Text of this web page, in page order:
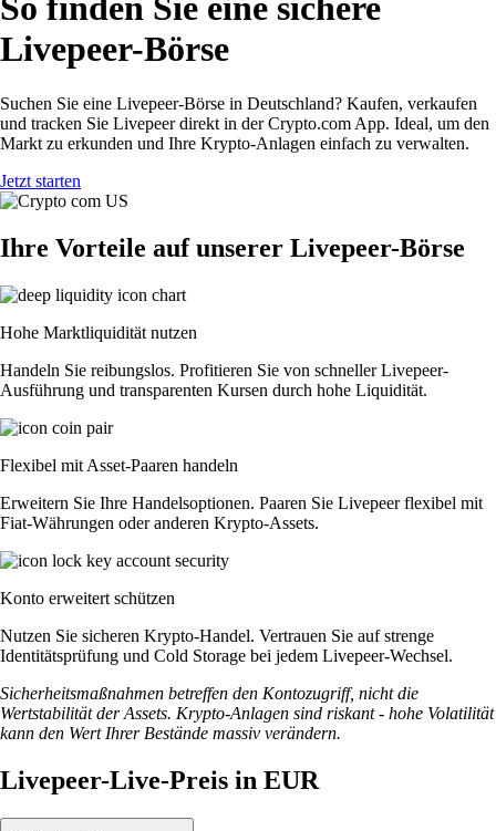
So finden Sie eine sichere
Livepeer-Börse
Suchen Sie eine Livepeer-Börse in Deutschland? Kaufen, verkaufen
und tracken Sie Livepeer direkt in der Crypto.com App. Ideal, um den
Markt zu erkunden und Ihre Krypto-Anlagen einfach zu verwalten.
Jetzt starten
Ihre Vorteile auf unserer Livepeer-Börse
Hohe Marktliquidität nutzen
Handeln Sie reibungslos. Profitieren Sie von schneller Livepeer-
Ausführung und transparenten Kursen durch hohe Liquidität.
Flexibel mit Asset-Paaren handeln
Erweitern Sie Ihre Handelsoptionen. Paaren Sie Livepeer flexibel mit
Fiat-Währungen oder anderen Krypto-Assets.
Konto erweitert schützen
Nutzen Sie sicheren Krypto-Handel. Vertrauen Sie auf strenge
Identitätsprüfung und Cold Storage bei jedem Livepeer-Wechsel.
Sicherheitsmaßnahmen betreffen den Kontozugriff, nicht die
Wertstabilität der Assets. Krypto-Anlagen sind riskant - hohe Volatilität
kann den Wert Ihrer Bestände massiv verändern.
Livepeer-Live-Preis in EUR